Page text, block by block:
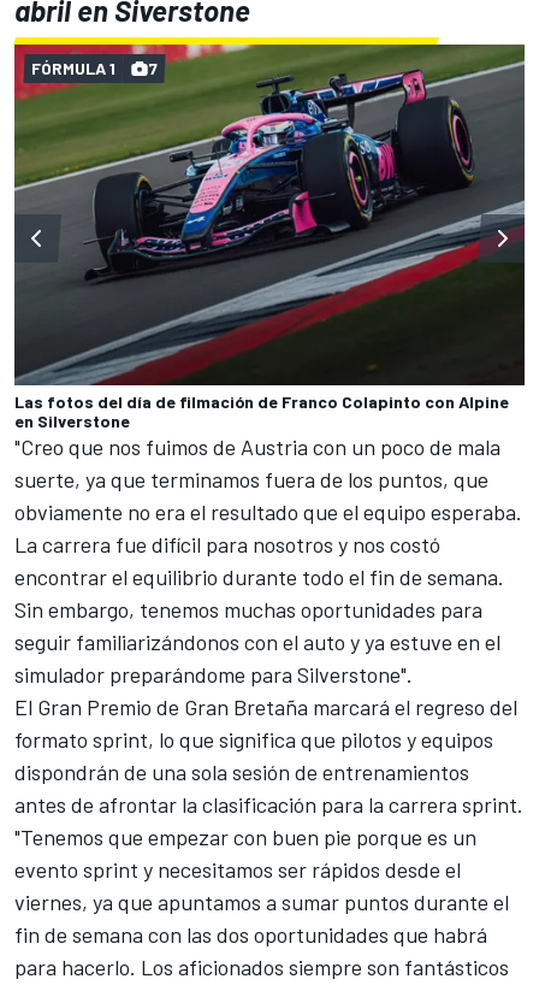
abril en Siverstone
Las fotos del día de filmación de Franco Colapinto con Alpine
en Silverstone
FÓRMULA 1 7
"Creo que nos fuimos de Austria con un poco de mala
suerte, ya que terminamos fuera de los puntos, que
obviamente no era el resultado que el equipo esperaba.
La carrera fue difícil para nosotros y nos costó
encontrar el equilibrio durante todo el fin de semana.
Sin embargo, tenemos muchas oportunidades para
seguir familiarizándonos con el auto y ya estuve en el
simulador preparándome para Silverstone".
El Gran Premio de Gran Bretaña marcará el regreso del
formato sprint, lo que significa que pilotos y equipos
dispondrán de una sola sesión de entrenamientos
antes de afrontar la clasificación para la carrera sprint.
"Tenemos que empezar con buen pie porque es un
evento sprint y necesitamos ser rápidos desde el
viernes, ya que apuntamos a sumar puntos durante el
fin de semana con las dos oportunidades que habrá
para hacerlo. Los aficionados siempre son fantásticos